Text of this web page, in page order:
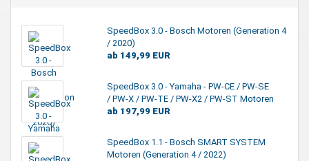
SpeedBox 3.0 - Bosch Motoren (Generation 4
/ 2020)
ab 149,99 EUR
SpeedBox 3.0 - Yamaha - PW-CE / PW-SE
/ PW-X / PW-TE / PW-X2 / PW-ST Motoren
ab 197,99 EUR
SpeedBox 1.1 - Bosch SMART SYSTEM
Motoren (Generation 4 / 2022)